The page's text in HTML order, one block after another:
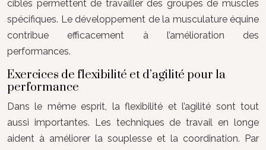
ciblés permettent de travailler des groupes de muscles
spécifiques. Le développement de la musculature équine
contribue efficacement à l’amélioration des
performances.
Exercices de flexibilité et d’agilité pour la
performance
Dans le même esprit, la flexibilité et l’agilité sont tout
aussi importantes. Les techniques de travail en longe
aident à améliorer la souplesse et la coordination. Par